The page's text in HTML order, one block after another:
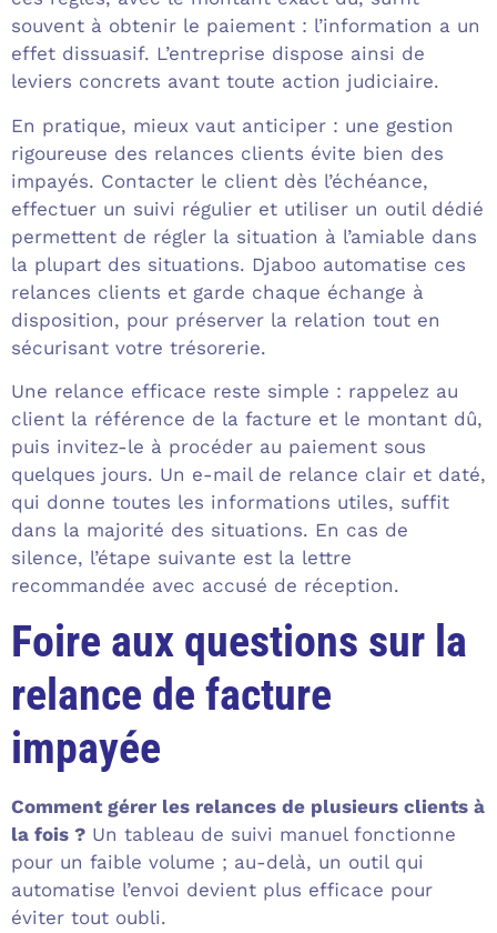
souvent à obtenir le paiement : l’information a un
effet dissuasif. L’entreprise dispose ainsi de
leviers concrets avant toute action judiciaire.
En pratique, mieux vaut anticiper : une gestion
rigoureuse des relances clients évite bien des
impayés. Contacter le client dès l’échéance,
effectuer un suivi régulier et utiliser un outil dédié
permettent de régler la situation à l’amiable dans
la plupart des situations. Djaboo automatise ces
relances clients et garde chaque échange à
disposition, pour préserver la relation tout en
sécurisant votre trésorerie.
Une relance efficace reste simple : rappelez au
client la référence de la facture et le montant dû,
puis invitez-le à procéder au paiement sous
quelques jours. Un e-mail de relance clair et daté,
qui donne toutes les informations utiles, suffit
dans la majorité des situations. En cas de
silence, l’étape suivante est la lettre
recommandée avec accusé de réception.
Foire aux questions sur la
relance de facture
impayée
Comment gérer les relances de plusieurs clients à
la fois ? Un tableau de suivi manuel fonctionne
pour un faible volume ; au-delà, un outil qui
automatise l’envoi devient plus efficace pour
éviter tout oubli.